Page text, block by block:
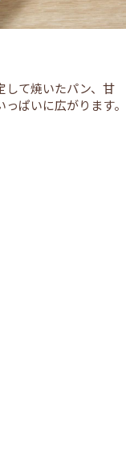
して焼いたパン、甘
ぱいに広がります。